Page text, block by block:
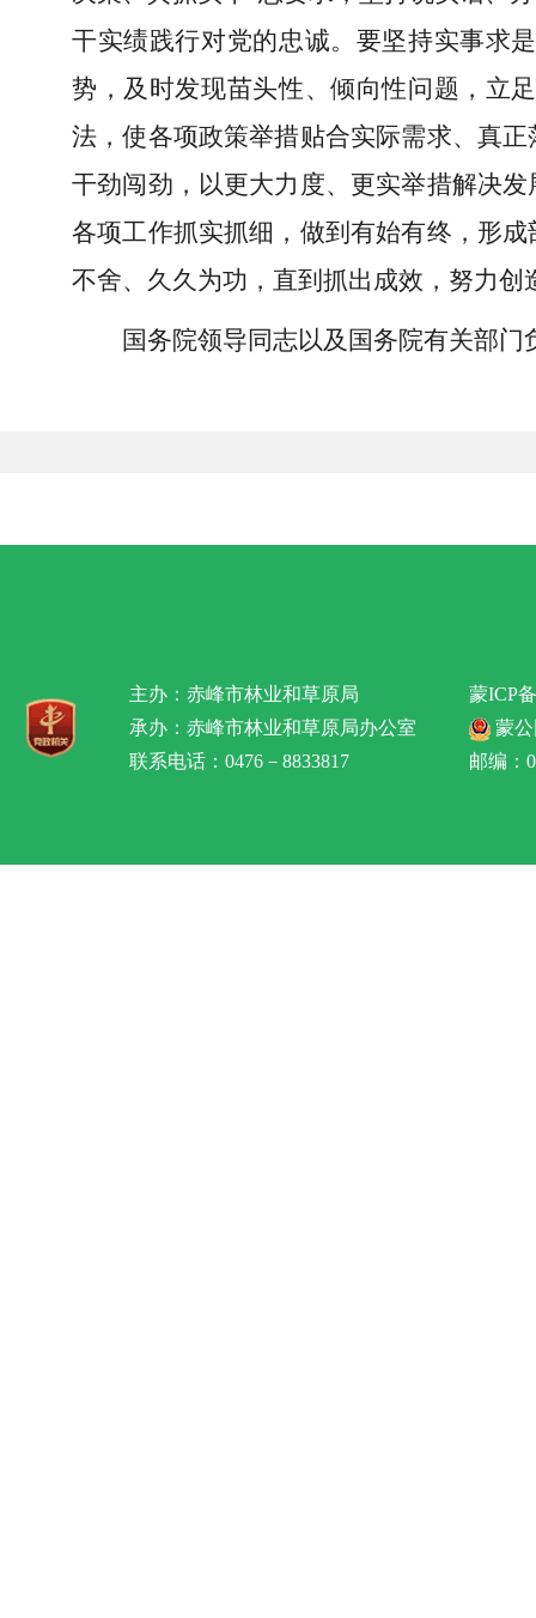
干实绩践行对党的忠诚。要坚持实事求
势，及时发现苗头性、倾向性问题，立
法，使各项政策举措贴合实际需求、真
干劲闯劲，以更大力度、更实举措解决
各项工作抓实抓细，做到有始有终，形
不舍、久久为功，直到抓出成效，努力
国务院领导同志以及国务院有关部门
主办：赤峰市林业和草原局
承办：赤峰市林业和草原局办公室
联系电话：0476－8833817
蒙ICP
蒙公
邮编：